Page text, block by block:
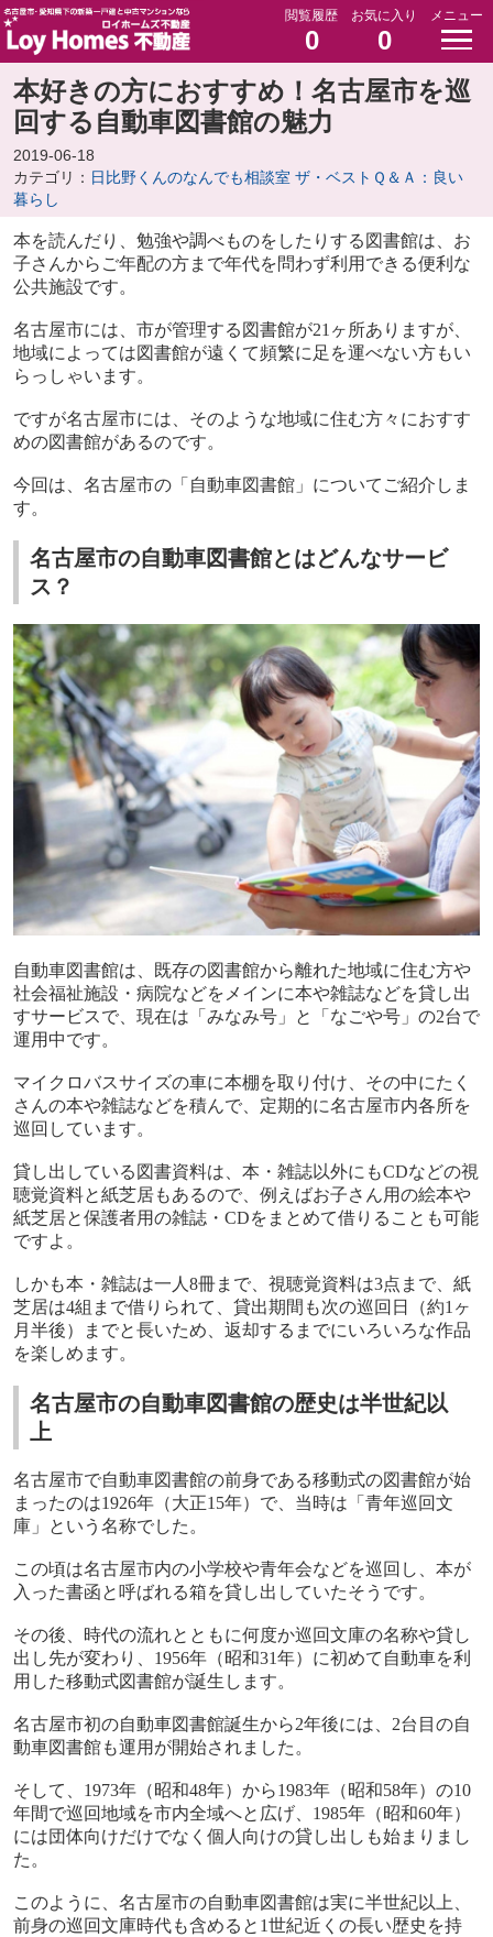
閲覧履歴
0
お気に入り
0
メニュー
本好きの方におすすめ！名古屋市を巡
回する自動車図書館の魅力
2019-06-18
カテゴリ： 日比野くんのなんでも相談室 ザ・ベストＱ＆Ａ：良い
暮らし
本を読んだり、勉強や調べものをしたりする図書館は、お
子さんからご年配の方まで年代を問わず利用できる便利な
公共施設です。
名古屋市には、市が管理する図書館が21 ヶ所ありますが、
地域によっては図書館が遠くて頻繁に足を運べない方もい
らっしゃいます。
ですが名古屋市には、そのような地域に住む方々におすす
めの図書館があるのです。
今回は、名古屋市の「自動車図書館」についてご紹介しま
す。
名古屋市の自動車図書館とはどんなサービ
ス？
自動車図書館は、既存の図書館から離れた地域に住む方や
社会福祉施設・病院などをメインに本や雑誌などを貸し出
すサービスで、現在は「みなみ号」と「なごや号」の2台で
運用中です。
マイクロバスサイズの車に本棚を取り付け、その中にたく
さんの本や雑誌などを積んで、定期的に名古屋市内各所を
巡回しています。
貸し出している図書資料は、本・雑誌以外にもCDなどの視
聴覚資料と紙芝居もあるので、例えばお子さん用の絵本や
紙芝居と保護者用の雑誌・ CDをまとめて借りることも可能
ですよ。
しかも本・雑誌は一人 8冊まで、視聴覚資料は3点まで、紙
芝居は4組まで借りられて、貸出期間も次の巡回日（約1 ヶ
月半後）までと長いため、返却するまでにいろいろな作品
を楽しめます。
名古屋市の自動車図書館の歴史は半世紀以
上
名古屋市で自動車図書館の前身である移動式の図書館が始
まったのは1926年（大正15年）で、当時は「青年巡回文
庫」という名称でした。
この頃は名古屋市内の小学校や青年会などを巡回し、本が
入った書函と呼ばれる箱を貸し出していたそうです。
その後、時代の流れとともに何度か巡回文庫の名称や貸し
出し先が変わり、 1956年（昭和31年）に初めて自動車を利
用した移動式図書館が誕生します。
名古屋市初の自動車図書館誕生から2年後には、 2台目の自
動車図書館も運用が開始されました。
そして、 1973年（昭和48年）から1983年（昭和58年）の10
年間で巡回地域を市内全域へと広げ、 1985年（昭和60年）
には団体向けだけでなく個人向けの貸し出しも始まりまし
た。
このように、名古屋市の自動車図書館は実に半世紀以上、
前身の巡回文庫時代も含めると 1世紀近くの長い歴史を持